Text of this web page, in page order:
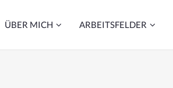
ÜBER MICH ARBEITSFELDER